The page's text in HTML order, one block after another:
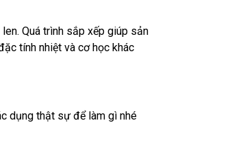
Quá trình sắp xếp giúp sản
tính nhiệt và cơ học khác
dụng thật sự để làm gì nhé